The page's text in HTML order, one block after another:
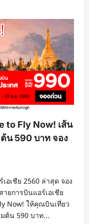
to Fly Now! เส้น
น 590 บาท จอง
อเชีย 2560 ล่าสุด จอง
ยการบินแอร์เอเชีย
Now! ให้คุณบินเที่ยว
ต้น 590 บาท...